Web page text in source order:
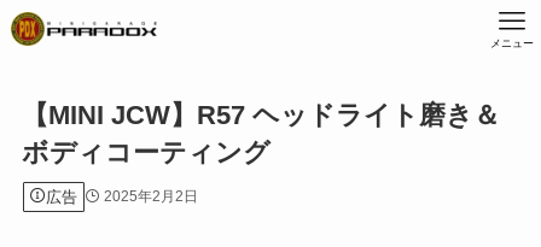
メニュー
【MINI JCW】R57 ヘッドライト磨き＆
ボディコーティング
広告 2025年2月2日